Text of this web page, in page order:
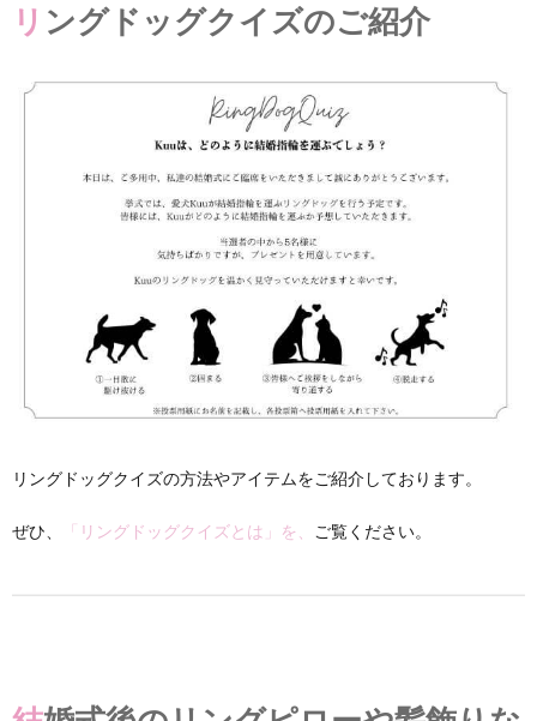
リングドッグクイズのご紹介
リングドッグクイズの方法やアイテムをご紹介しております。
ぜひ、 「リングドッグクイズとは」を、 ご覧ください。